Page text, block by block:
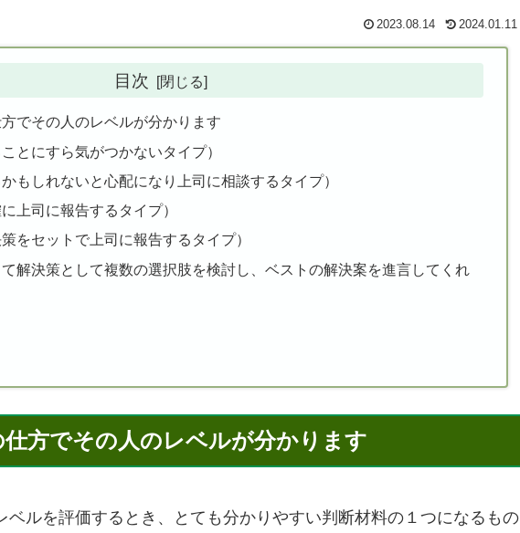
2023.08.14 2024.01.11
目次
でその人のレベルが分かります
とにすら気がつかないタイプ）
もしれないと心配になり上司に相談するタイプ）
上司に報告するタイプ）
をセットで上司に報告するタイプ）
解決策として複数の選択肢を検討し、ベストの解決案を進言してくれ
仕方でその人のレベルが分かります
ルを評価するとき、とても分かりやすい判断材料の１つになるもの